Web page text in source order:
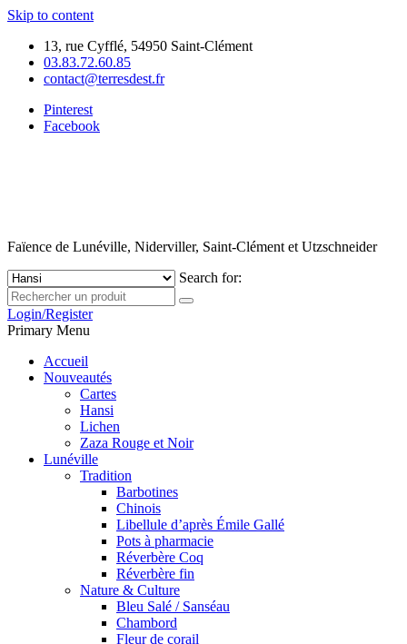
Skip to content
13, rue Cyfflé, 54950 Saint-Clément
03.83.72.60.85
contact@terresdest.fr
Pinterest
Facebook
Faïence de Lunéville, Niderviller, Saint-Clément et Utzschneider
Search for:
Login/Register
Primary Menu
Accueil
Nouveautés
Cartes
Hansi
Lichen
Zaza Rouge et Noir
Lunéville
Tradition
Barbotines
Chinois
Libellule d’après Émile Gallé
Pots à pharmacie
Réverbère Coq
Réverbère fin
Nature & Culture
Bleu Salé / Sanséau
Chambord
Fleur de corail